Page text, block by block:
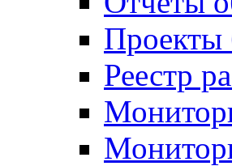
Проекты
Реестр